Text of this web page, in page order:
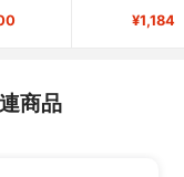
¥1,184
商品